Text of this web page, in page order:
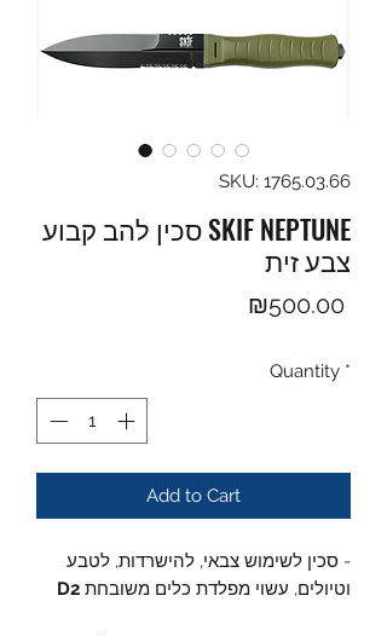
SKU: 1765.03.66
סכין להב קבוע SKIF NEPTUNE
צבע זית
₪500.00Price
Quantity *
Add to Cart
- סכין לשימוש צבאי, להישרדות, לטבע
וטיולים, עשוי מפלדת כלים משובחת D2